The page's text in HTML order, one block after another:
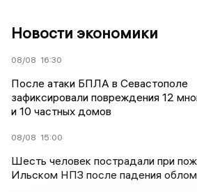
Новости экономики
08/08 16:30
После атаки БПЛА в Севастополе
зафиксировали повреждения 12
и 10 частных домов
08/08 15:00
Шесть человек пострадали при
Ильском НПЗ после падения